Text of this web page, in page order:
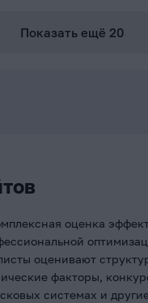
Показать ещё 20
оценка
оценивают
факторы,
системах и